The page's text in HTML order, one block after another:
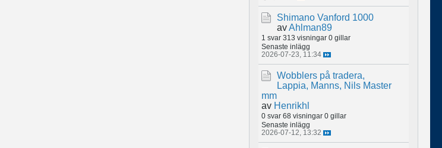
Shimano Vanford 1000
avAhlman89
1 svar 313 visningar 0 gillar
Senaste inlägg
2026-07-23, 11:34
Wobblers på tradera,
Lappia, Manns, Nils Master
mm
av Henrikhl
0 svar 68 visningar 0 gillar
Senaste inlägg
2026-07-12, 13:32